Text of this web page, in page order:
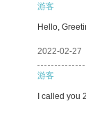
游客
Hello,
2022-02-27
游客
I called you